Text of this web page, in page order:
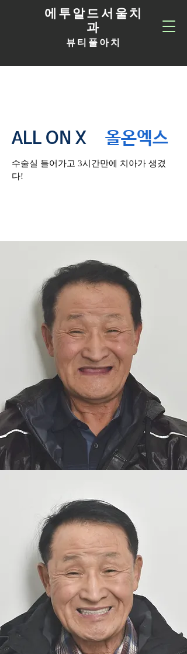
에투알드서울치
과
뷰티풀아치
ALL ON X 올온엑스
​수술실 들어가고 3시간만에 치아가 생겼
다!